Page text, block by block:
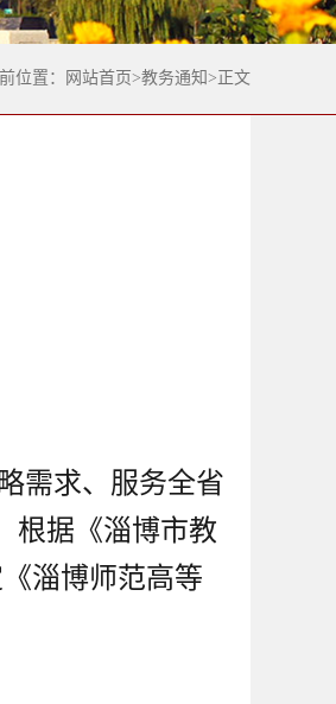
位置： 网站首页>教务通知> 正文
需求、服务全省
根据《淄博市教
淄博师范高等